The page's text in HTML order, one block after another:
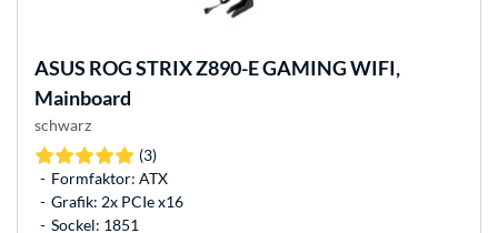
ASUS ROG STRIX Z890-E GAMING WIFI,
Mainboard
schwarz
(3)
Formfaktor: ATX
Grafik: 2x PCIe x16
Sockel: 1851